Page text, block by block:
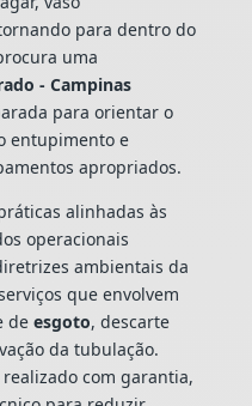
para dentro do
uma
- Campinas
para orientar o
entupimento e
apropriados.
alinhadas às
operacionais
ambientais da
que envolvem
de esgoto, descarte
da tubulação.
com garantia,